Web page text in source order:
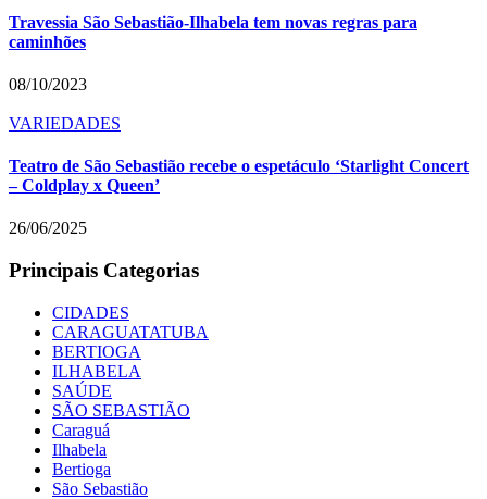
Travessia São Sebastião-Ilhabela tem novas regras para
caminhões
08/10/2023
VARIEDADES
Teatro de São Sebastião recebe o espetáculo ‘Starlight Concert
– Coldplay x Queen’
26/06/2025
Principais Categorias
CIDADES
CARAGUATATUBA
BERTIOGA
ILHABELA
SAÚDE
SÃO SEBASTIÃO
Caraguá
Ilhabela
Bertioga
São Sebastião